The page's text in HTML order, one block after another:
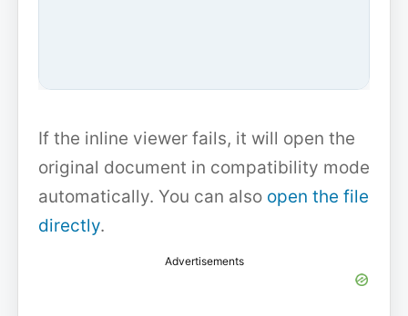
If the inline viewer fails, it will open the
original document in compatibility mode
automatically. You can also open the file
directly.
Advertisements